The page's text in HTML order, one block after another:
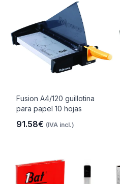
Fusion A4/120 guillotina
para papel 10 hojas
91.58€ (IVA incl.)